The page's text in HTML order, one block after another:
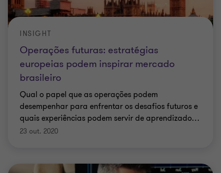
Operações futuras: estratégias
europeias podem inspirar mercado
brasileiro
INSIGHT
Qual o papel que as operações podem
desempenhar para enfrentar os desafios futuros e
quais experiências podem servir de aprendizado…
23 out. 2020